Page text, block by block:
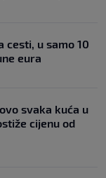
cesti, u samo 10
eura
svaka kuća u
cijenu od